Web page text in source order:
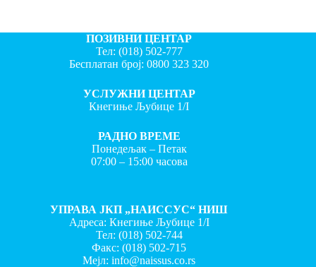
ПОЗИВНИ ЦЕНТАР
Тел: (018) 502-777
Бесплатан број:0800 323 320
УСЛУЖНИ ЦЕНТАР
Кнегиње Љубице 1/I
РАДНО ВРЕМЕ
Понедељак – Петак
07:00 – 15:00 часова
УПРАВА ЈКП „НАИССУС“ НИШ
Адреса: Кнегиње Љубице 1/I
Тел: (018) 502-744
Факс:(018) 502-715
Мејл:info@naissus.co.rs